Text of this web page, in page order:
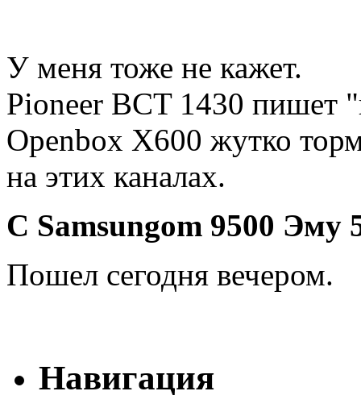
У меня тоже не кажет.
Pioneer ВСT 1430 пишет
Openbox X600 жутко
на этих каналах.
С Samsungom 9500 Эму
Пошел сегодня вечером.
Навигация